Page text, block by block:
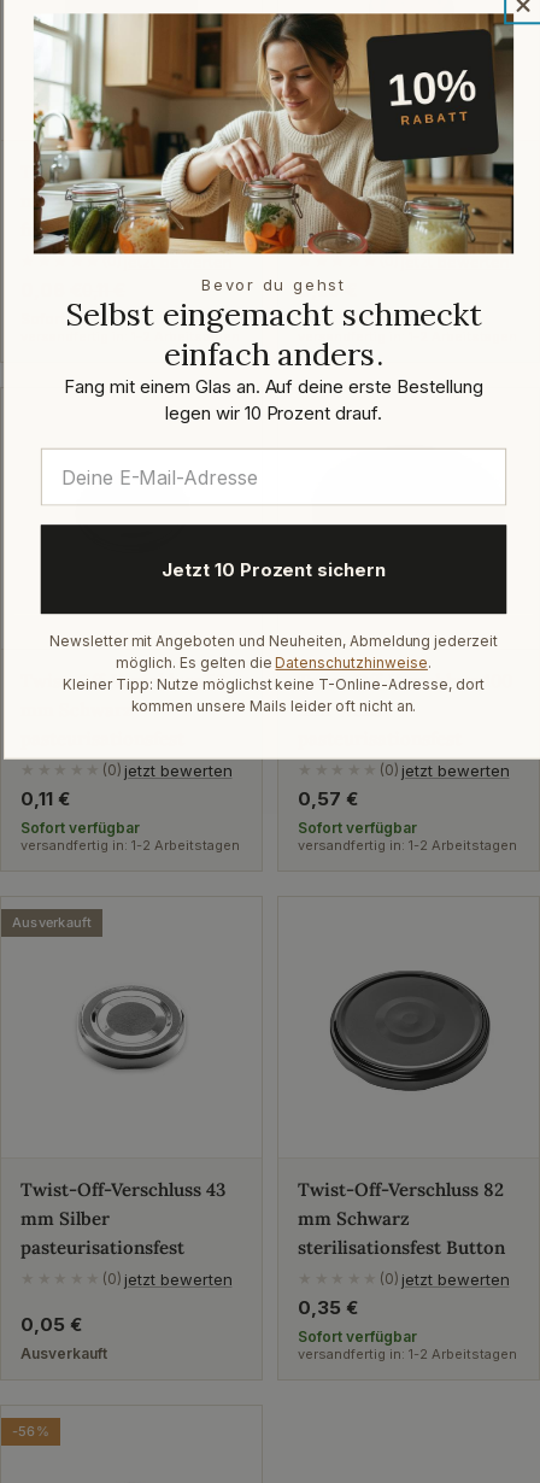
Twist-Off-Verschluss 66
mm Schwarz-Grau PVC-
frei Button
jetzt bewerten
Preis
Sofort verfügbar
versandfertig in: 1-2 Arbeitstagen
Twist-Off-Verschluss 43
mm Gold
pasteurisationsfest
jetzt bewerten
Regulärer
Preis
0,23 €
Sofort verfügbar
Twist-Off-Verschluss 58
(0) jetzt bewerten
Regulärer
Preis
0,11 €
Sofort verfügbar
versandfertig in: 1-2 Arbeitstagen
Twist-Off-Verschluss 100
mm Weiß
(0) jetzt bewerten
Regulärer
Preis
0,57 €
Sofort verfügbar
versandfertig in: 1-2 Arbeitstagen
Ausverkauft
Twist-Off-Verschluss 43
mm Silber
pasteurisationsfest
(0) jetzt bewerten
Regulärer
Preis
0,05 €
Ausverkauft
Twist-Off-Verschluss 82
mm Schwarz
sterilisationsfest Button
(0) jetzt bewerten
Regulärer
Preis
0,35 €
Sofort verfügbar
versandfertig in: 1-2 Arbeitstagen
-56%
Bevor du gehst
Selbst eingemacht schmeckt
einfach anders.
Fang mit einem Glas an. Auf deine erste Bestellung
legen wir 10 Prozent drauf.
Jetzt 10 Prozent sichern
Newsletter mit Angeboten und Neuheiten, Abmeldung jederzeit
möglich. Es gelten die Datenschutzhinweise.
Kleiner Tipp: Nutze möglichst keine T-Online-Adresse, dort
kommen unsere Mails leider oft nicht an.